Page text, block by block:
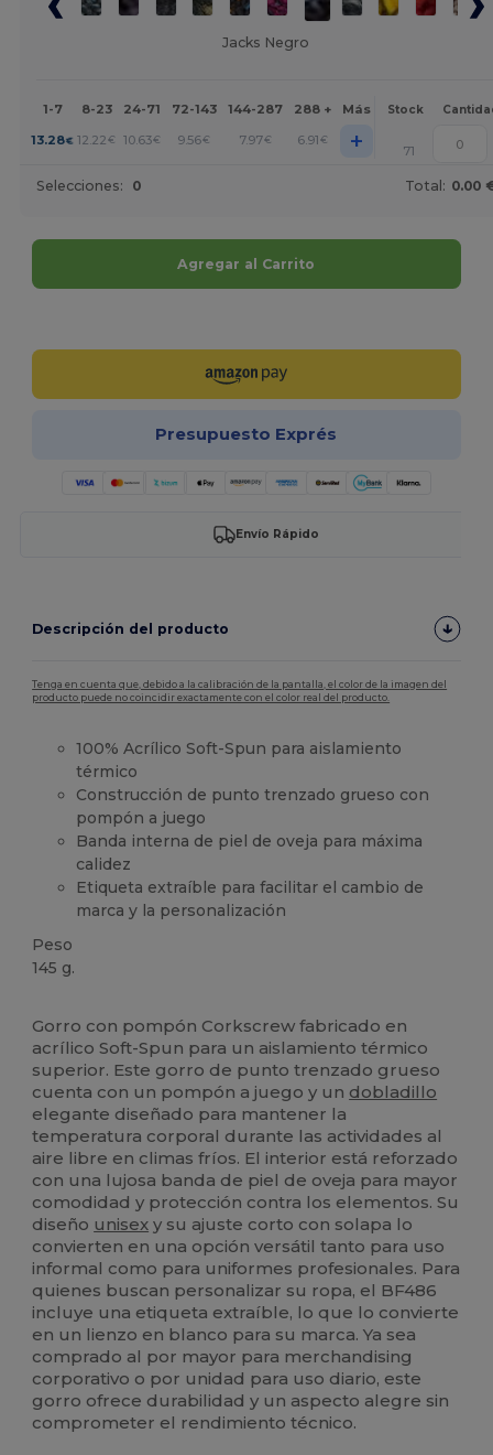
Jacks Negro
1-7 8-23 24-71 72-143 144-287 288 + Más Stock
13.28€ 12.22 € 10.63€ 9.56€ 7.97€ 6.91€ + 71
Selecciones: 0 Total: 0.00
Agregar al Carrito
Presupuesto Exprés
Envío Rápido
Descripción del producto
Tenga en cuenta que, debido a la calibración de la pantalla, el color de la imagen del
producto puede no coincidir exactamente con el color real del producto.
100% Acrílico Soft-Spun para aislamiento
térmico
Construcción de punto trenzado grueso con
pompón a juego
Banda interna de piel de oveja para máxima
calidez
Etiqueta extraíble para facilitar el cambio de
marca y la personalización
Peso
145 g.
Gorro con pompón Corkscrew fabricado en
acrílico Soft-Spun para un aislamiento térmico
superior. Este gorro de punto trenzado grueso
cuenta con un pompón a juego y un dobladillo
elegante diseñado para mantener la
temperatura corporal durante las actividades al
aire libre en climas fríos. El interior está reforzado
con una lujosa banda de piel de oveja para mayor
comodidad y protección contra los elementos. Su
diseño unisex y su ajuste corto con solapa lo
convierten en una opción versátil tanto para uso
informal como para uniformes profesionales. Para
quienes buscan personalizar su ropa, el BF486
incluye una etiqueta extraíble, lo que lo convierte
en un lienzo en blanco para su marca. Ya sea
comprado al por mayor para merchandising
corporativo o por unidad para uso diario, este
gorro ofrece durabilidad y un aspecto alegre sin
comprometer el rendimiento técnico.